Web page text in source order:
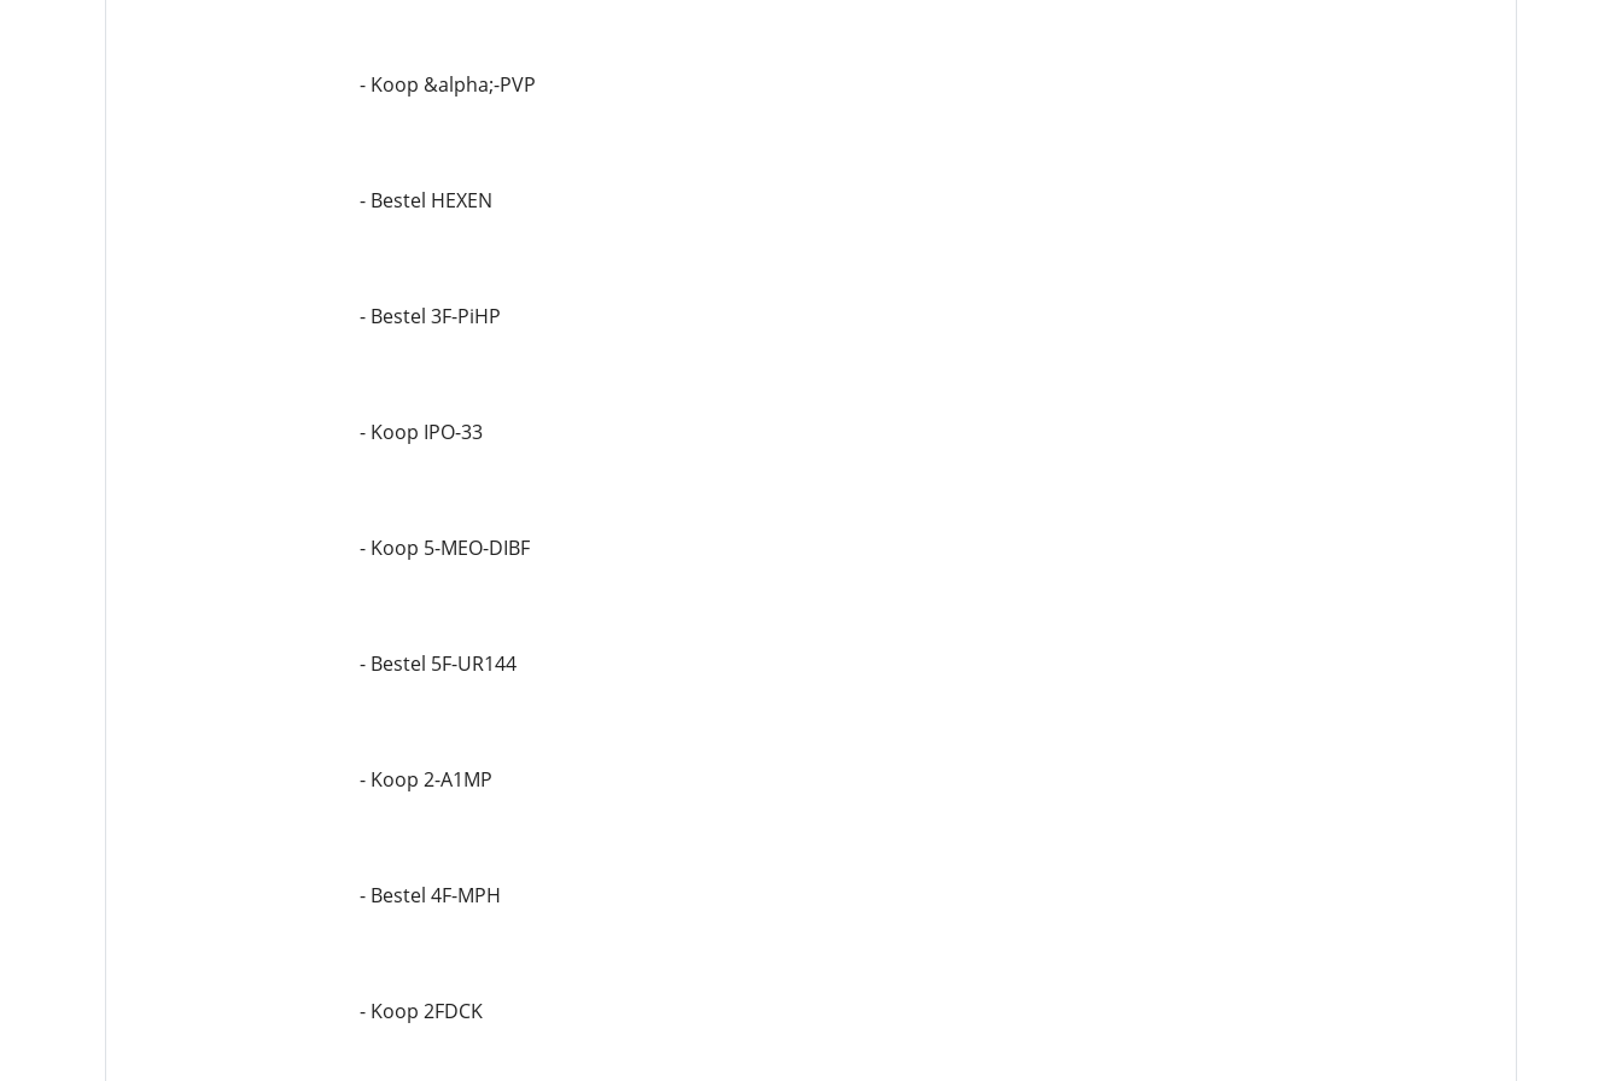
- Koop &alpha;-PVP
- Bestel HEXEN
- Bestel 3F-PiHP
- Koop IPO-33
- Koop 5-MEO-DIBF
- Bestel 5F-UR144
- Koop 2-A1MP
- Bestel 4F-MPH
- Koop 2FDCK